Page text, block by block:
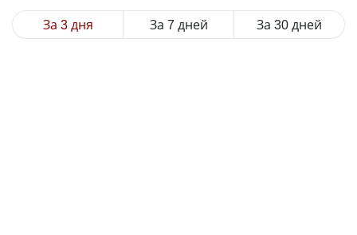
За 3 дня За 7 дней За 30 дней